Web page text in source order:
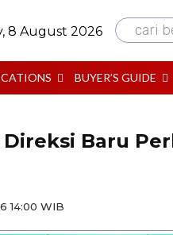
8 August 2026 cari
BUYER’S GUIDE
Direksi Baru
14:00 WIB